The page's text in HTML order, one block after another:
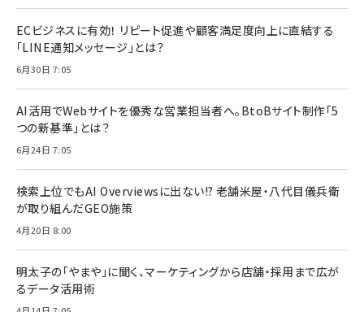
ECビジネスに有効！ リピート促進や顧客満足度向上に直結する
「LINE通知メッセージ」とは？
6月30日 7:05
AI活用でWebサイトを優秀な営業担当者へ。BtoBサイト制作「5
つの新基準」とは？
6月24日 7:05
検索上位でもAI Overviewsに出ない!? 老舗米屋・八代目儀兵衛
が取り組んだGEO施策
4月20日 8:00
明太子の「やまや」に聞く、マーケティングから店舗・採用まで広が
るデータ活用術